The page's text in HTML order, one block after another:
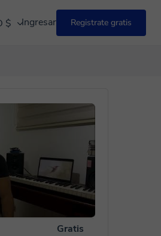
$ Ingresar Registrate gratis
Gratis